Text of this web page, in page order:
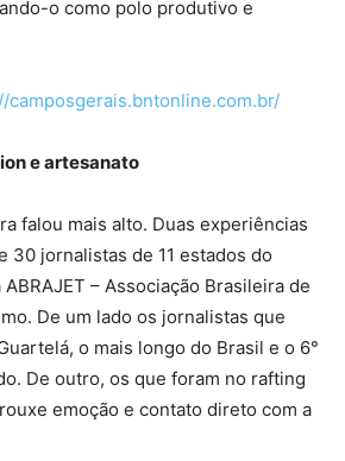
o como polo produtivo e
camposgerais.bntonline.com.br/
e artesanato
falou mais alto. Duas experiências
30 jornalistas de 11 estados do
– Associação Brasileira de
De um lado os jornalistas que
o mais longo do Brasil e o 6°
De outro, os que foram no rafting
emoção e contato direto com a